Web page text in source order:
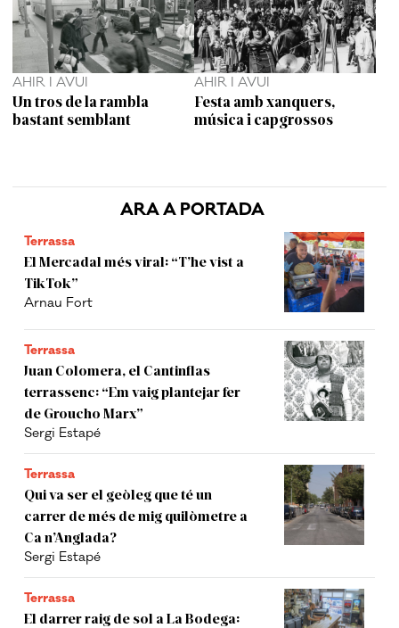
ARA A PORTADA
Terrassa
El Mercadal més viral: “T’he vist a
TikTok”
Arnau Fort
Terrassa
Juan Colomera, el Cantinflas
terrassenc: “Em vaig plantejar fer
de Groucho Marx”
Sergi Estapé
Terrassa
Qui va ser el geòleg que té un
carrer de més de mig quilòmetre a
Ca n’Anglada?
Sergi Estapé
Terrassa
El darrer raig de sol a La Bodega:
AHIR I AVUI
Un tros de la rambla
bastant semblant
AHIR I AVUI
Festa amb xanquers,
música i capgrossos